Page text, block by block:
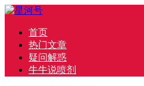
首页
热门文章
疑问解惑
牛牛说喷剂